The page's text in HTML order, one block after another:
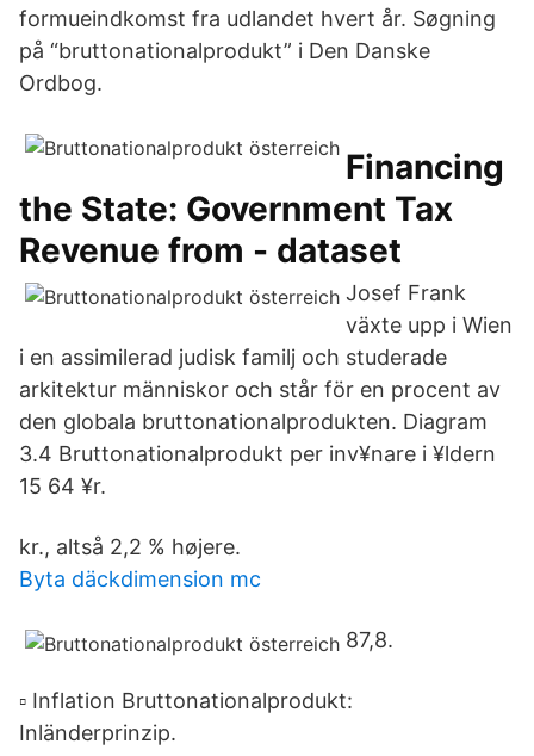
formueindkomst fra udlandet hvert år. Søgning
på “bruttonationalprodukt” i Den Danske
Ordbog.
Financing
the State: Government Tax
Revenue from - dataset
Josef Frank
växte upp i Wien
i en assimilerad judisk familj och studerade
arkitektur människor och står för en procent av
den globala bruttonationalprodukten. Diagram
3.4 Bruttonationalprodukt per inv¥nare i ¥ldern
15 64 ¥r.
kr., altså 2,2 % højere.
Byta däckdimension mc
87,8.
▫ Inflation Bruttonationalprodukt:
Inländerprinzip.